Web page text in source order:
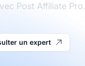
Post Affiliate Pro.
un expert